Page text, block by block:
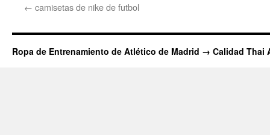
← camisetas de nike de futbol
Ropa de Entrenamiento de Atlético de Madrid → Calidad Thai